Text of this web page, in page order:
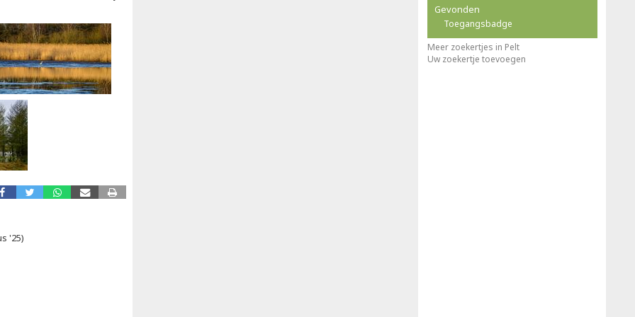
'25)
Gevonden
Toegangsbadge
Meer zoekertjes in Pelt
Uw zoekertje toevoegen